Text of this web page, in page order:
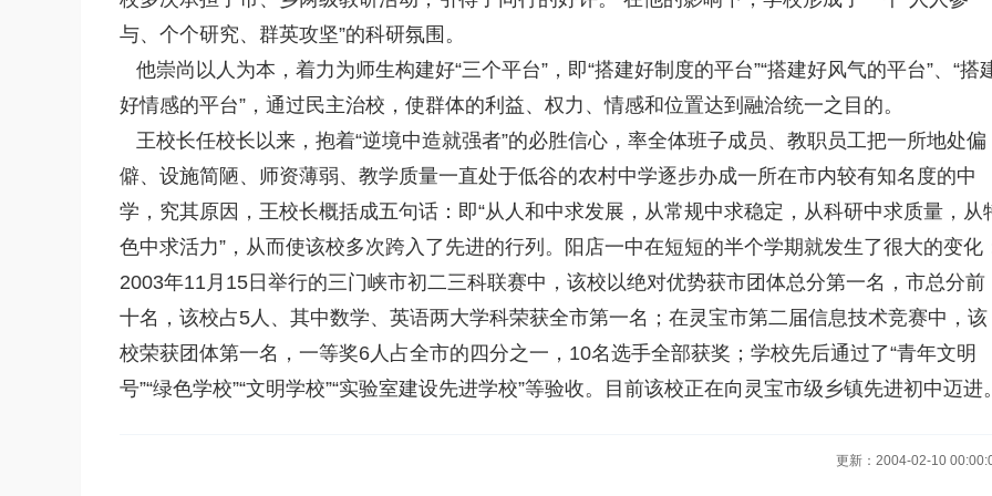
与、个个研究、群英攻坚”的科研氛围。
他崇尚以人为本，着力为师生构建好“三个平台”，即“搭建好制度的平台”“搭建好风气的平台”、“搭
好情感的平台”，通过民主治校，使群体的利益、权力、情感和位置达到融洽统一之目的。
王校长任校长以来，抱着“逆境中造就强者”的必胜信心，率全体班子成员、教职员工把一所地处偏
僻、设施简陋、师资薄弱、教学质量一直处于低谷的农村中学逐步办成一所在市内较有知名度的中
学，究其原因，王校长概括成五句话：即“从人和中求发展，从常规中求稳定，从科研中求质量，从
色中求活力”，从而使该校多次跨入了先进的行列。阳店一中在短短的半个学期就发生了很大的变化
2003年11月15日举行的三门峡市初二三科联赛中，该校以绝对优势获市团体总分第一名，市总分前
十名，该校占5人、其中数学、英语两大学科荣获全市第一名；在灵宝市第二届信息技术竞赛中，该
校荣获团体第一名，一等奖6人占全市的四分之一，10名选手全部获奖；学校先后通过了“青年文明
号”“绿色学校”“文明学校”“实验室建设先进学校”等验收。目前该校正在向灵宝市级乡镇先进初中迈进。
更新：2004-02-10